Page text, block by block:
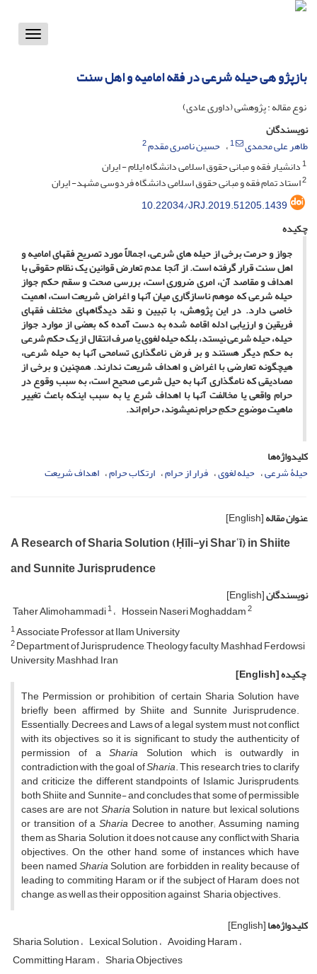
Toggle
بازپژو هی حیله شرعی در فقه امامیه و اهل سنت
نوع مقاله : پژوهشی (داوری عادی)
نویسندگان
طاهر علی محمدی
1 حسین ناصری مقدم2
1دانشیار فقه و مبانی حقوق اسلامی دانشگاه ایلام - ایران
2استاد تمام فقه و مبانی حقوق اسلامی دانشگاه فردوسی مشهد- ایران
10.22034/JRJ.2019.51205.1439
چکیده
جواز و حرمت برخی از حیله ­های شرعی، اجمالاً مورد تصریح فقهای امامیه و
اهل ­سنت قرار گرفته است. از آنجا عدم تعارض قوانین یک نظام حقوقی با
اهداف و مقاصد آن، امری ضروری است، بررسی صحت و سقم حکم جواز
حیله شرعی که موهم ناسازگاری میان آن­ها و اغراض شریعت است، اهمیت
خاصی دارد. در این پژوهش، با تبیین و نقد دیدگاه­های مختلف فقهای
فریقین و ارزیابی ادله اقامه شده به دست آمده که بعضی از موارد جواز
حیله، حیله شرعی نیستد، بلکه حیله لغوی یا صرف انتقال از یک حکم شرعی
به حکم دیگر هستند و بر فرض نامگذاری تسامحی آن­ها به حیله شرعی،
هیچ­گونه تعارضی با اغراض و اهداف شریعت ندارند. همچنین و برخی از
مصادیقی که نامگذاری آن­ها به حیل شرعی صحیح است، به سبب وقوع در
حرام واقعی یا مخالفت آن­ها با اهداف شرع یا به سبب اینکه باعث تغییر
ماهیت موضوع حکمِ حرام نمی­شوند، حرام ­اند.
کلیدواژه‌ها
حیلۀ شرعی حیله­ لغوی فرار از حرام ارتکاب حرام اهداف شریعت
عنوان مقاله[English]
A Research of Sharia Solution (Ḥīli-yi Sharʿī) in Shiite
and Sunnite Jurisprudence
نویسندگان[English]
Taher Alimohammadi1 Hossein Naseri Moghaddam2
1Associate Professor at Ilam University
2Department of Jurisprudence, Theology faculty, Mashhad Ferdowsi
University, Mashhad, Iran
چکیده[English]
The Permission or prohibition of certain Sharia Solution have
briefly been affirmed by Shiite and Sunnite Jurisprudence.
Essentially, Decrees and Laws of a legal system must not conflict
with its objectives, so it is significant to study the authenticity of
permission of aSharia Solution which is outwardly in
contradiction with the goal ofSharia. This research tries to clarify
and criticize the different standpoints of Islamic Jurisprudents,
both Shiite and Sunnite- and concludes that some of permissible
cases are are notShariaSolution in nature, but lexical solutions
or transition of aSharia Decree to another; Assuming naming
them as Sharia Solution, it does not cause any conflict with Sharia
objectives. On the other hand, some of instances which have
been namedShariaSolution, are forbidden in reality because of
leading to commiting Haram or if the subject of Haram does not
change, as well as their opposition against Sharia objectives.
کلیدواژه‌ها[English]
Sharia Solution Lexical Solution Avoiding Haram
Committing Haram Sharia Objectives